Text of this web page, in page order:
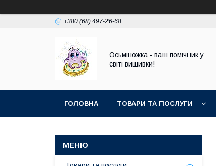
+380 (68) 497-26-68
Осьміножка - ваш помічник у
світі вишивки!
ГОЛОВНА ТОВАРИ ТА ПОСЛУГИ